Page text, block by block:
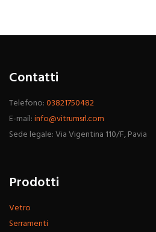
Contatti
Telefono:03821750482
E-mail:info@vitrumsrl.com
Sede legale: Via Vigentina 110/F, Pavia
Prodotti
Vetro
Serramenti